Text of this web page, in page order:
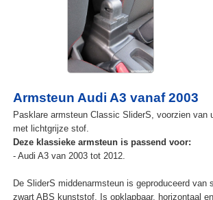
Armsteun Audi A3 vanaf 2003
Pasklare armsteun Classic SliderS, voorzien van
met lichtgrijze stof.
Deze klassieke armsteun is passend voor:
- Audi A3 van 2003 tot 2012.
De SliderS middenarmsteun is geproduceerd van
zwart ABS kunststof. Is opklapbaar, horizontaal